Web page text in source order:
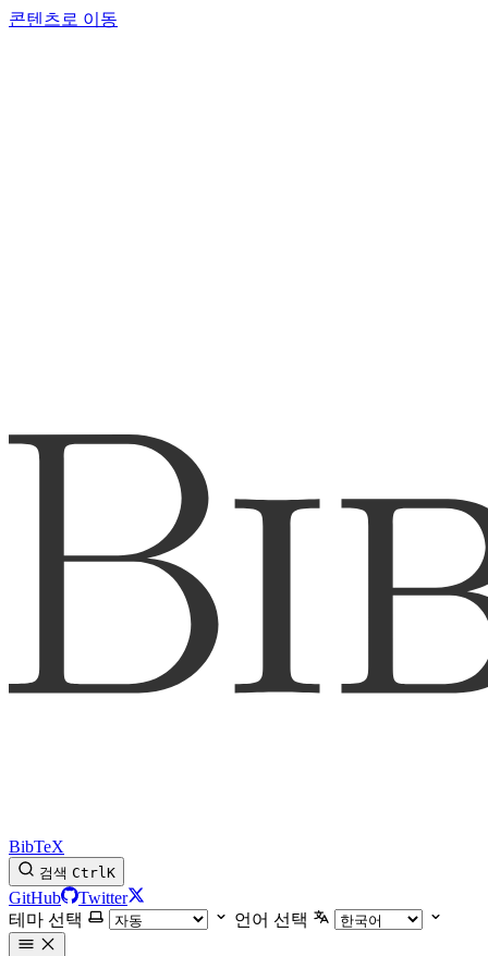
콘텐츠로 이동
BibTeX
검색 CtrlK
GitHub
Twitter
테마 선택
언어 선택